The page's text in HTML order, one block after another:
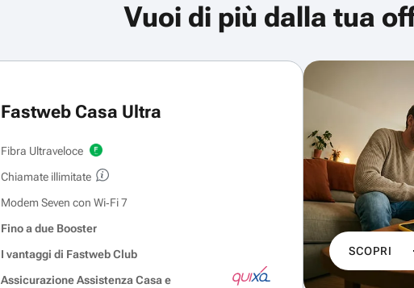
Vuoi di più dalla tua
Fastweb Casa Ultra
Fibra Ultraveloce
Chiamate illimitate
Modem Seven con Wi‑Fi 7
Fino a due Booster
I vantaggi di Fastweb Club
Assicurazione Assistenza Casa e
SCOPRI